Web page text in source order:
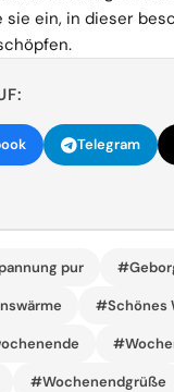
sie ein, in dieser
Telegram
pur
#Schönes
#Wochenendgrüße